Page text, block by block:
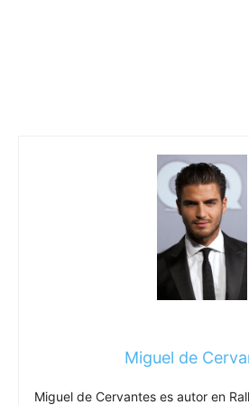
Miguel de
Miguel de Cervantes es autor en